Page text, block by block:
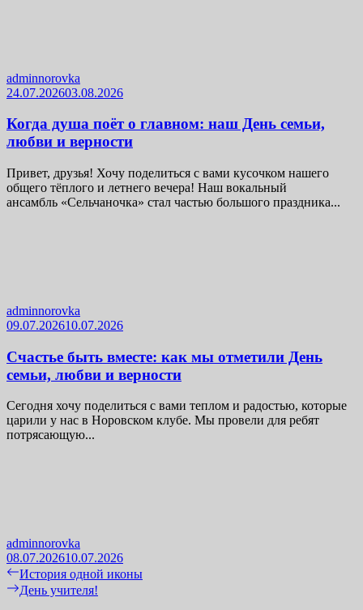
adminnorovka
24.07.202603.08.2026
Когда душа поёт о главном: наш День семьи,
любви и верности
Привет, друзья! Хочу поделиться с вами кусочком нашего
общего тёплого и летнего вечера! Наш вокальный
ансамбль «Сельчаночка» стал частью большого праздника...
adminnorovka
09.07.202610.07.2026
Счастье быть вместе: как мы отметили День
семьи, любви и верности
Сегодня хочу поделиться с вами теплом и радостью, которые
царили у нас в Норовском клубе. Мы провели для ребят
потрясающую...
adminnorovka
08.07.202610.07.2026
Навигация
по
Previous
post:
История одной иконы
Next
День учителя!